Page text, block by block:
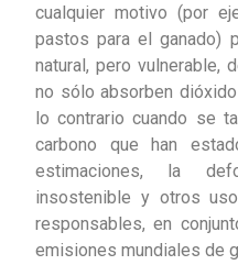
cualquier motivo (por
pastos para el ganado)
natural, pero vulnerable,
no sólo absorben
lo contrario cuando se
carbono que han
estimaciones, la
insostenible y otros
responsables, en
emisiones mundiales de